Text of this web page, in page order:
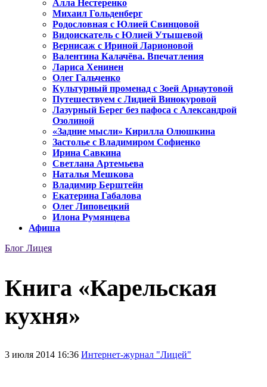
Алла Нестеренко
Михаил Гольденберг
Родословная с Юлией Свинцовой
Видоискатель с Юлией Утышевой
Вернисаж с Ириной Ларионовой
Валентина Калачёва. Впечатления
Лариса Хенинен
Олег Гальченко
Культурный променад с Зоей Арнаутовой
Путешествуем с Лидией Винокуровой
Лазурный Берег без пафоса с Александрой
Озолиной
«Задние мысли» Кирилла Олюшкина
Застолье с Владимиром Софиенко
Ирина Савкина
Светлана Артемьева
Наталья Мешкова
Владимир Берштейн
Екатерина Габалова
Олег Липовецкий
Илона Румянцева
Афиша
Блог Лицея
Книга «Карельская
кухня»
3 июля 2014 16:36 Интернет-журнал "Лицей"